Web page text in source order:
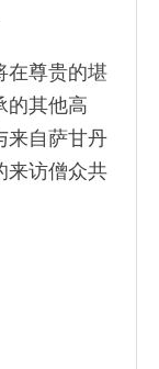
在尊贵的堪
的其他高
来自萨甘丹
来访僧众共